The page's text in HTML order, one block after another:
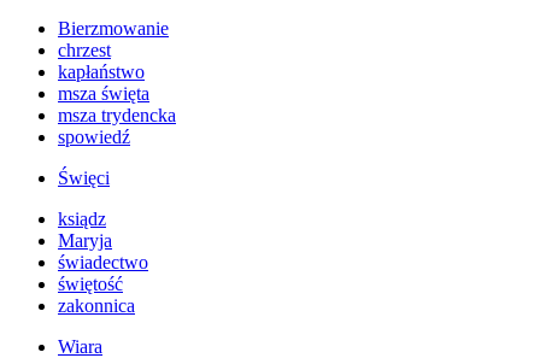
Bierzmowanie
chrzest
kapłaństwo
msza święta
msza trydencka
spowiedź
Święci
ksiądz
Maryja
świadectwo
świętość
zakonnica
Wiara